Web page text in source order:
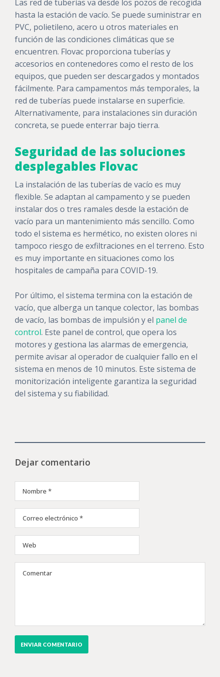
Las red de tuberías va desde los pozos de recogida
hasta la estación de vacío. Se puede suministrar en
PVC, polietileno, acero u otros materiales en
función de las condiciones climáticas que se
encuentren. Flovac proporciona tuberías y
accesorios en contenedores como el resto de los
equipos, que pueden ser descargados y montados
fácilmente. Para campamentos más temporales, la
red de tuberías puede instalarse en superficie.
Alternativamente, para instalaciones sin duración
concreta, se puede enterrar bajo tierra.
Seguridad de las soluciones
desplegables Flovac
La instalación de las tuberías de vacío es muy
flexible. Se adaptan al campamento y se pueden
instalar dos o tres ramales desde la estación de
vacío para un mantenimiento más sencillo. Como
todo el sistema es hermético, no existen olores ni
tampoco riesgo de exfiltraciones en el terreno. Esto
es muy importante en situaciones como los
hospitales de campaña para COVID-19.
Por último, el sistema termina con la estación de
vacío, que alberga un tanque colector, las bombas
de vacío, las bombas de impulsión y el panel de
control. Este panel de control, que opera los
motores y gestiona las alarmas de emergencia,
permite avisar al operador de cualquier fallo en el
sistema en menos de 10 minutos. Este sistema de
monitorización inteligente garantiza la seguridad
del sistema y su fiabilidad.
Dejar comentario